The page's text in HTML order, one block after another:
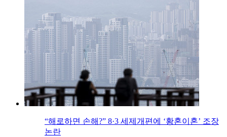
“해로하면 손해?” 8·3 세제개편에 ‘황혼이혼’ 조장
논란